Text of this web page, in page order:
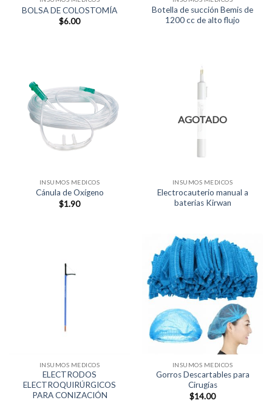
BOLSA DE COLOSTOMÍA
$6.00
Botella de succión Bemis de
1200 cc de alto flujo
INSUMOS MEDICOS
Cánula de Oxígeno
$1.90
AGOTADO
INSUMOS MEDICOS
Electrocauterio manual a
baterias Kirwan
INSUMOS MEDICOS
ELECTRODOS
ELECTROQUIRÚRGICOS
PARA CONIZACIÓN
INSUMOS MEDICOS
Gorros Descartables para
Cirugías
$14.00